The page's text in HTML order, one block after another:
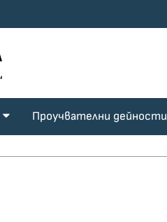
Проучвателни дейности